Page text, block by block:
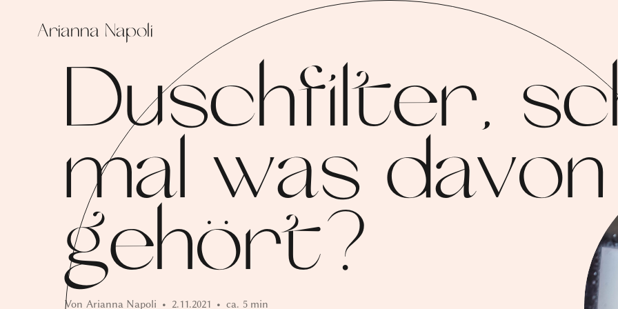
Arianna Napoli
Duschfilter,
mal was davon
gehört?
Von Arianna Napoli • 2.11.2021 • ca. 5 min